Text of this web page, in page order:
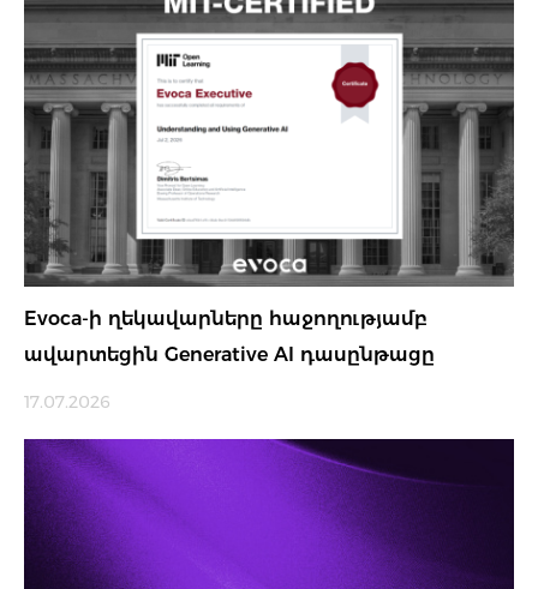
Evoca-ի ղեկավարները հաջողությամբ
ավարտեցին Generative AI դասընթացը
17.07.2026